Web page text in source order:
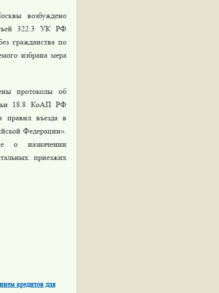
возбуждено
322.3 УК РФ
гражданства по
избрана мера
протоколы об
18.8 КоАП РФ
правил въезда в
Федерации».
о назначении
приезжих
кредитов для